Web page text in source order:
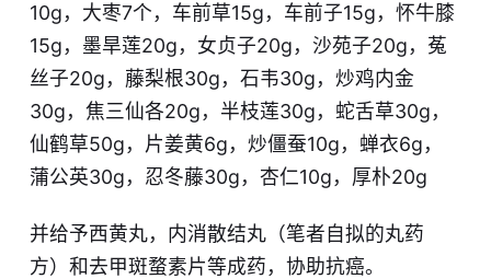
10g，大枣7个，车前草15g，车前子15g，怀牛膝
15g，墨旱莲20g，女贞子20g，沙苑子20g，菟
丝子20g，藤梨根30g，石韦30g，炒鸡内金
30g，焦三仙各20g，半枝莲30g，蛇舌草30g，
仙鹤草50g，片姜黄6g，炒僵蚕10g，蝉衣6g，
蒲公英30g，忍冬藤30g，杏仁10g，厚朴20g
并给予西黄丸，内消散结丸（笔者自拟的丸药
方）和去甲斑蝥素片等成药，协助抗癌。